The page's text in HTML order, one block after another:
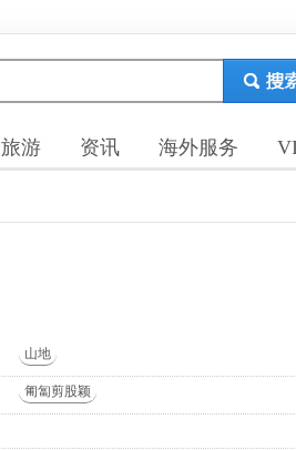
旅游 资讯 海外服务
山地
匍匐剪股颖